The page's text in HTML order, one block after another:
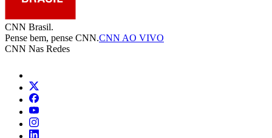
CNN Brasil.
Pense bem, pense CNN.CNN AO VIVO
CNN Nas Redes